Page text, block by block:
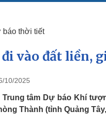
Giáo dục
Dấu ấn VOV
Quân sự - Quốc
Vũ khí
báo thời tiết
đi vào đất liền,
10/2025
Trung tâm Dự báo Khí
Thành (tỉnh Quảng